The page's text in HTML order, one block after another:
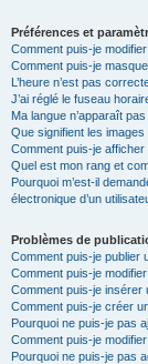
Préférences et
Comment puis-je
Comment puis-je
L’heure n’est pas
J’ai réglé le fuseau
Ma langue n’apparaît
Que signifient les
Comment puis-je
Quel est mon rang et
Pourquoi m’est-il
électronique d’un
Problèmes de
Comment puis-je publier
Comment puis-je
Comment puis-je insérer
Comment puis-je créer
Pourquoi ne puis-je pas
Comment puis-je
Pourquoi ne puis-je pas